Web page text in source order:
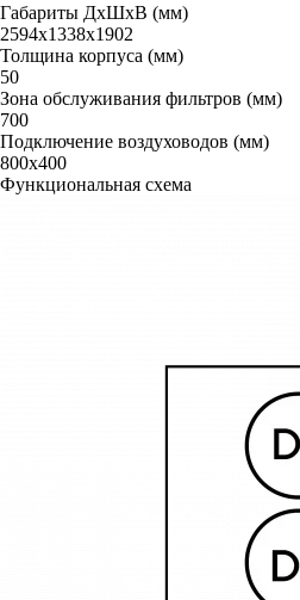
Габариты ДxШxВ (мм)
2594х1338х1902
Толщина корпуса (мм)
50
Зона обслуживания фильтров (мм)
700
Подключение воздуховодов (мм)
800х400
Функциональная схема